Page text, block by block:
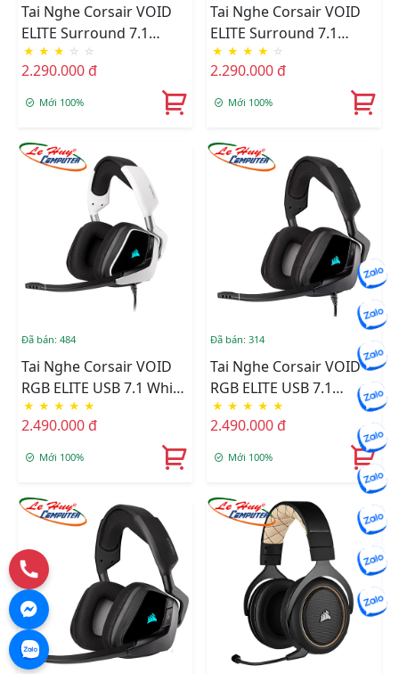
Tai Nghe Corsair VOID
ELITE Surround 7.1
Cherry(CA-9011206-AP)
★ ★ ★ ☆ ☆
2.290.000 đ
Mới 100%
Tai Nghe Corsair VOID
ELITE Surround 7.1
Carbon (CA-9011205-AP)
★ ★ ★ ★ ☆
2.290.000 đ
Mới 100%
Đã bán: 484
Tai Nghe Corsair VOID
RGB ELITE USB 7.1 White
(CA-9011204-AP)
★ ★ ★ ★ ★
2.490.000 đ
Mới 100%
Đã bán: 314
Tai Nghe Corsair VOID
RGB ELITE USB 7.1
Carbon (CA-9011203-AP)
★ ★ ★ ★ ★
2.490.000 đ
Mới 100%